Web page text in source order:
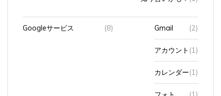
Googleサービス (8) Gmail (2)
アカウント (1)
カレンダー (1)
フォト (1)